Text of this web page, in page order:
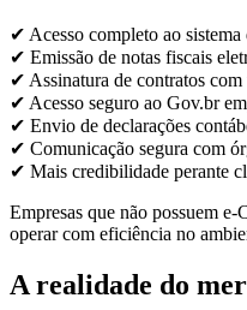
✔ Acesso completo ao
✔ Emissão de notas fiscais
✔ Assinatura de contratos
✔ Acesso seguro ao Gov.br
✔ Envio de declarações
✔ Comunicação segura com
✔ Mais credibilidade perante
Empresas que não possuem
operar com eficiência no
A realidade do